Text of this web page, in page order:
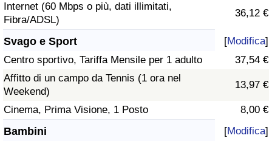
Internet (60 Mbps o più, dati illimitati,
Fibra/ADSL)
36,12 €
Svago e Sport [Modifica]
Centro sportivo, Tariffa Mensile per 1 adulto
37,54 €
Affitto di un campo da Tennis (1 ora nel
Weekend)
13,97 €
Cinema, Prima Visione, 1 Posto 8,00 €
Bambini [Modifica]